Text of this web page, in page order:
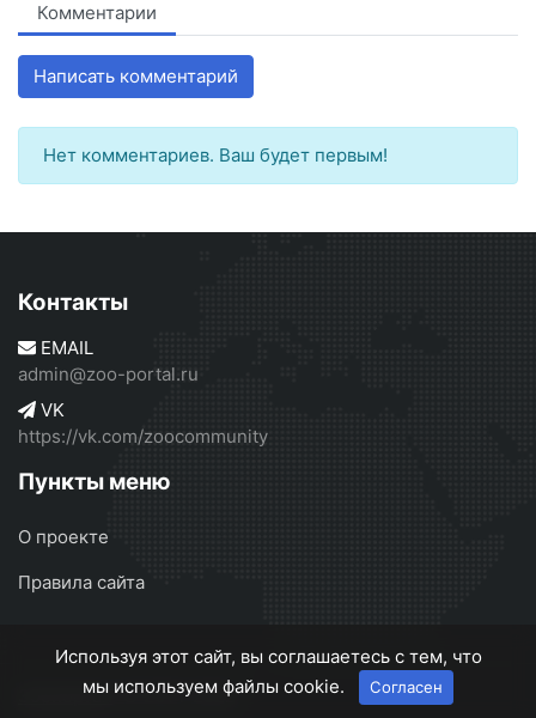
Комментарии
Написать комментарий
Нет комментариев. Ваш будет первым!
Контакты
EMAIL
admin@zoo-portal.ru
VK
https://vk.com/zoocommunity
Пункты меню
О проекте
Правила сайта
Зоопортал © 2014-2022
Используя этот сайт, вы соглашаетесь с тем, что
мы используем файлы cookie.
Согласен